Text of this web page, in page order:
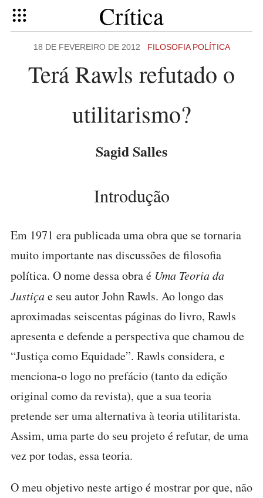
Crítica
18 DE FEVEREIRO DE 2012 FILOSOFIA POLÍTICA
Terá Rawls refutado o
utilitarismo?
Sagid Salles
Introdução
Em 1971 era publicada uma obra que se tornaria
muito importante nas discussões de filosofia
política. O nome dessa obra é Uma Teoria da
Justiçae seu autor John Rawls. Ao longo das
aproximadas seiscentas páginas do livro, Rawls
apresenta e defende a perspectiva que chamou de
“Justiça como Equidade”. Rawls considera, e
menciona-o logo no prefácio (tanto da edição
original como da revista), que a sua teoria
pretende ser uma alternativa à teoria utilitarista.
Assim, uma parte do seu projeto é refutar, de uma
vez por todas, essa teoria.
O meu objetivo neste artigo é mostrar por que, não